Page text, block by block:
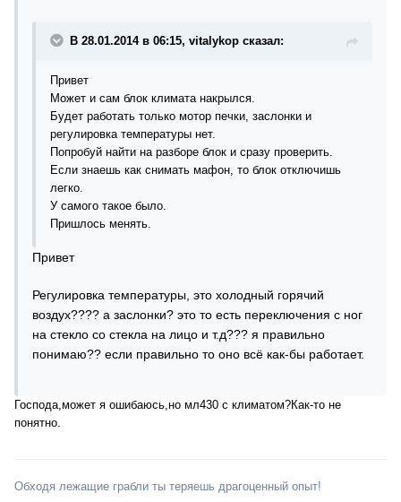
В 28.01.2014 в 06:15, vitalykop сказал:
Привет
Может и сам блок климата накрылся.
Будет работать только мотор печки, заслонки и
регулировка температуры нет.
Попробуй найти на разборе блок и сразу проверить.
Если знаешь как снимать мафон, то блок отключишь
легко.
У самого такое было.
Пришлось менять.
Привет
Регулировка температуры, это холодный горячий
воздух???? а заслонки? это то есть переключения с ног
на стекло со стекла на лицо и т.д??? я правильно
понимаю?? если правильно то оно всё как-бы работает.
Господа,может я ошибаюсь,но мл430 с климатом?Как-то не
понятно.
Обходя лежащие грабли ты теряешь драгоценный опыт!